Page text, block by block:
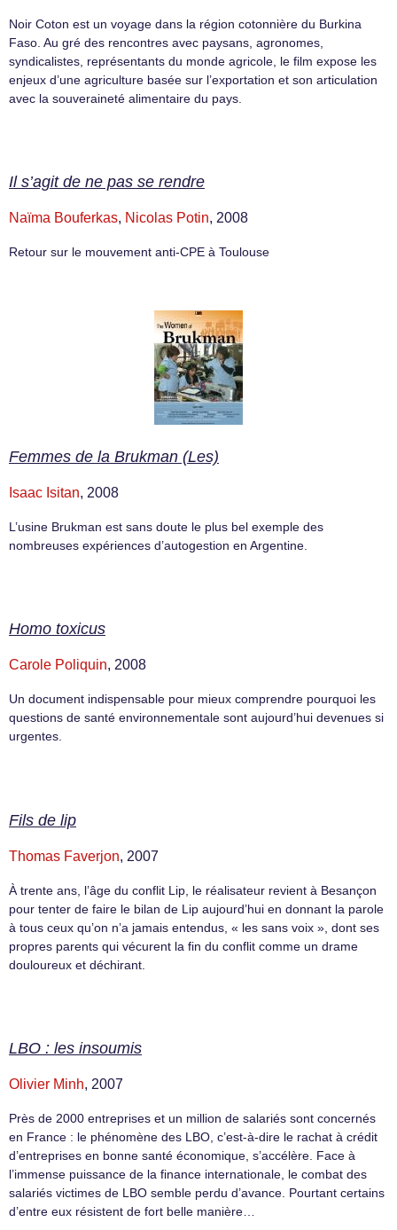
Noir Coton est un voyage dans la région cotonnière du Burkina
Faso. Au gré des rencontres avec paysans, agronomes,
syndicalistes, représentants du monde agricole, le film expose les
enjeux d’une agriculture basée sur l’exportation et son articulation
avec la souveraineté alimentaire du pays.
Il s’agit de ne pas se rendre
Naïma Bouferkas, Nicolas Potin, 2008
Retour sur le mouvement anti-CPE à Toulouse
Femmes de la Brukman (Les)
Isaac Isitan, 2008
L’usine Brukman est sans doute le plus bel exemple des
nombreuses expériences d’autogestion en Argentine.
Homo toxicus
Carole Poliquin, 2008
Un document indispensable pour mieux comprendre pourquoi les
questions de santé environnementale sont aujourd’hui devenues si
urgentes.
Fils de lip
Thomas Faverjon, 2007
À trente ans, l’âge du conflit Lip, le réalisateur revient à Besançon
pour tenter de faire le bilan de Lip aujourd’hui en donnant la parole
à tous ceux qu’on n’a jamais entendus, « les sans voix », dont ses
propres parents qui vécurent la fin du conflit comme un drame
douloureux et déchirant.
LBO : les insoumis
Olivier Minh, 2007
Près de 2000 entreprises et un million de salariés sont concernés
en France : le phénomène des LBO, c’est-à-dire le rachat à crédit
d’entreprises en bonne santé économique, s’accélère. Face à
l’immense puissance de la finance internationale, le combat des
salariés victimes de LBO semble perdu d’avance. Pourtant certains
d’entre eux résistent de fort belle manière…